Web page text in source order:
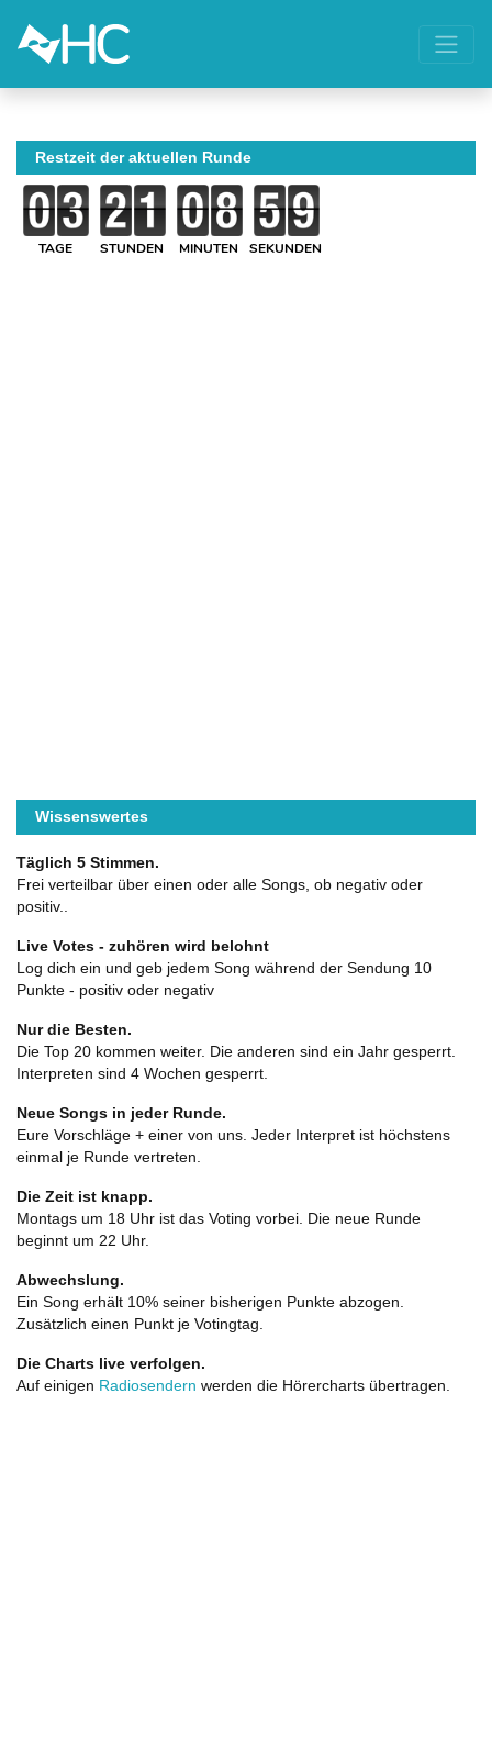
Restzeit der aktuellen Runde
TAGE STUNDEN MINUTEN SEKUNDEN
Wissenswertes
Täglich 5 Stimmen.
Frei verteilbar über einen oder alle Songs, ob negativ oder
positiv..
Live Votes - zuhören wird belohnt
Log dich ein und geb jedem Song während der Sendung 10
Punkte - positiv oder negativ
Nur die Besten.
Die Top 20 kommen weiter. Die anderen sind ein Jahr gesperrt.
Interpreten sind 4 Wochen gesperrt.
Neue Songs in jeder Runde.
Eure Vorschläge + einer von uns. Jeder Interpret ist höchstens
einmal je Runde vertreten.
Die Zeit ist knapp.
Montags um 18 Uhr ist das Voting vorbei. Die neue Runde
beginnt um 22 Uhr.
Abwechslung.
Ein Song erhält 10% seiner bisherigen Punkte abzogen.
Zusätzlich einen Punkt je Votingtag.
Die Charts live verfolgen.
Auf einigen Radiosendern werden die Hörercharts übertragen.